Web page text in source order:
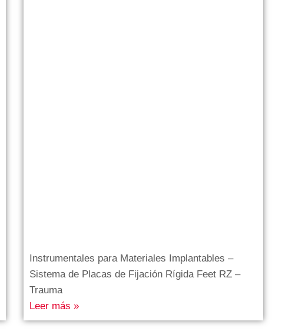
Instrumentales para Materiales Implantables –
Sistema de Placas de Fijación Rígida Feet RZ –
Trauma
Leer más »